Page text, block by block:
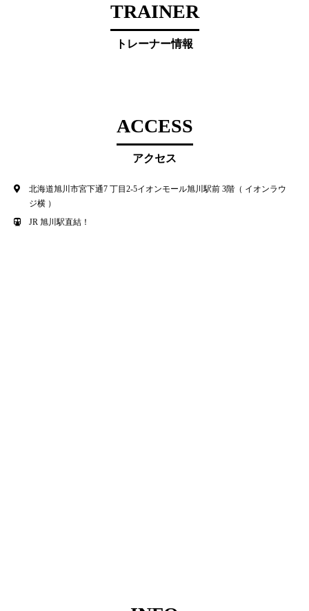
TRAINER
トレーナー情報
ACCESS
アクセス
北海道旭川市宮下通7 丁目2-5イオンモール旭川駅前 3階（ イオンラウ
ジ横 ）
JR 旭川駅直結！